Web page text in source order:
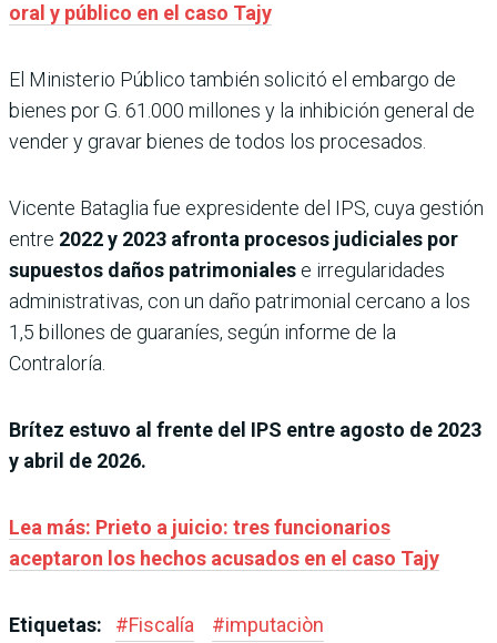
oral y público en el caso Tajy
El Ministerio Público también solicitó el embargo de
bienes por G. 61.000 millones y la inhibición general de
vender y gravar bienes de todos los procesados.
Vicente Bataglia fue expresidente del IPS, cuya gestión
entre 2022 y 2023 afronta procesos judiciales por
supuestos daños patrimoniales e irregularidades
administrativas, con un daño patrimonial cercano a los
1,5 billones de guaraníes, según informe de la
Contraloría.
Brítez estuvo al frente del IPS entre agosto de 2023
y abril de 2026.
Lea más: Prieto a juicio: tres funcionarios
aceptaron los hechos acusados en el caso Tajy
Etiquetas: #Fiscalía #imputaciòn